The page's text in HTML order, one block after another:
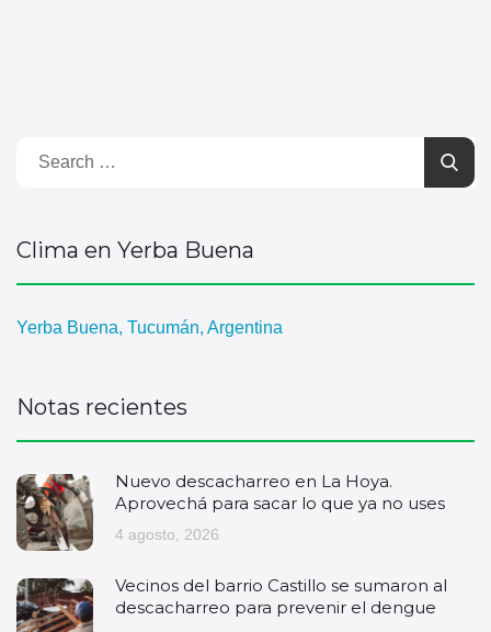
Clima en Yerba Buena
Yerba Buena, Tucumán, Argentina
Notas recientes
Nuevo descacharreo en La Hoya.
Aprovechá para sacar lo que ya no uses
4 agosto, 2026
Vecinos del barrio Castillo se sumaron al
descacharreo para prevenir el dengue